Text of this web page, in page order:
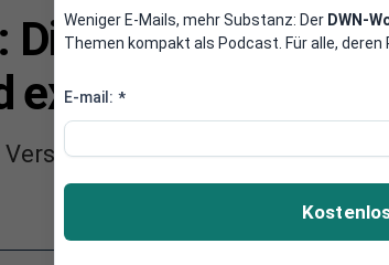
Die
der Zentralbanken - und
Weniger E-Mails, mehr Substanz: Der DWN-
Themen kompakt als Podcast. Für alle,
E-mail: *